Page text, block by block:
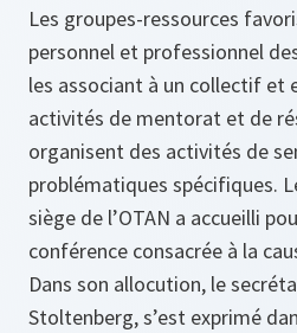
Les groupes-ressources
personnel et professionnel
les associant à un collectif et
activités de mentorat et de
organisent des activités de
problématiques spécifiques.
siège de l’OTAN a accueilli
conférence consacrée à la
Dans son allocution, le
Stoltenberg, s’est exprimé